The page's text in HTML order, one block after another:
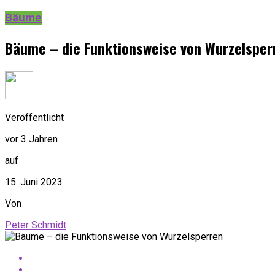
Bäume
Bäume – die Funktionsweise von
Veröffentlicht
vor 3 Jahren
auf
15. Juni 2023
Von
Peter Schmidt